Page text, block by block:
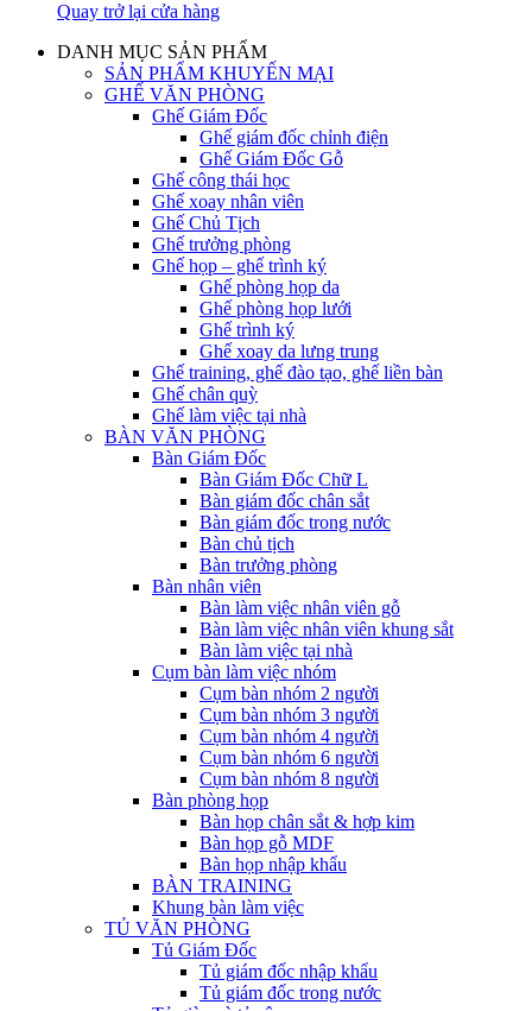
Quay trở lại cửa hàng
DANH MỤC SẢN PHẨM
SẢN PHẨM KHUYẾN MẠI
GHẾ VĂN PHÒNG
Ghế Giám Đốc
Ghế giám đốc chỉnh điện
Ghế Giám Đốc Gỗ
Ghế công thái học
Ghế xoay nhân viên
Ghế Chủ Tịch
Ghế trưởng phòng
Ghế họp – ghế trình ký
Ghế phòng họp da
Ghế phòng họp lưới
Ghế trình ký
Ghế xoay da lưng trung
Ghế training, ghế đào tạo, ghế liền bàn
Ghế chân quỳ
Ghế làm việc tại nhà
BÀN VĂN PHÒNG
Bàn Giám Đốc
Bàn Giám Đốc Chữ L
Bàn giám đốc chân sắt
Bàn giám đốc trong nước
Bàn chủ tịch
Bàn trưởng phòng
Bàn nhân viên
Bàn làm việc nhân viên gỗ
Bàn làm việc nhân viên khung sắt
Bàn làm việc tại nhà
Cụm bàn làm việc nhóm
Cụm bàn nhóm 2 người
Cụm bàn nhóm 3 người
Cụm bàn nhóm 4 người
Cụm bàn nhóm 6 người
Cụm bàn nhóm 8 người
Bàn phòng họp
Bàn họp chân sắt & hợp kim
Bàn họp gỗ MDF
Bàn họp nhập khẩu
BÀN TRAINING
Khung bàn làm việc
TỦ VĂN PHÒNG
Tủ Giám Đốc
Tủ giám đốc nhập khẩu
Tủ giám đốc trong nước